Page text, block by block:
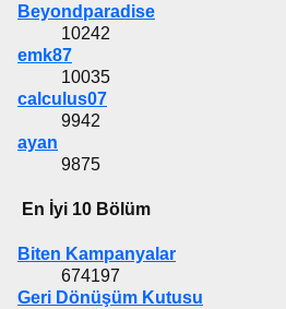
Beyondparadise
10242
emk87
10035
calculus07
9942
ayan
9875
En İyi 10 Bölüm
Biten Kampanyalar
674197
Geri Dönüşüm Kutusu